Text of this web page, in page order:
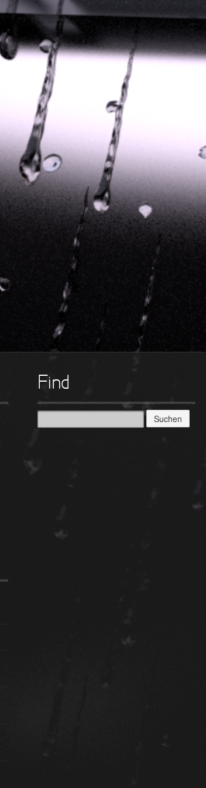
Find
Suchen
nach: